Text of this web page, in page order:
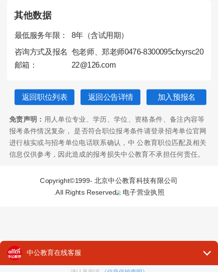
其他数据
最低服务年限：
8年（含试用期）
咨询方式及报名
邮箱：
包老师、郑老师0476-8300095cfxyrsc20
22@126.com
返回职位列表 返回公告详情 加入预报名
免责声明： 用人单位专业、学历、学位、资格条件、备注内容等
报考条件情况复杂， 是否符合职位报考条件请登录招考单位官网
进行核实或与招考单位电话联系确认，中 公教育职位匹配及相关
信息仅供参考，因此造成的报考损失中公教育不承担任何责任。
Copyright©1999- 北京中公教育科技有限公司
.All Rights Reserved 电子营业执照